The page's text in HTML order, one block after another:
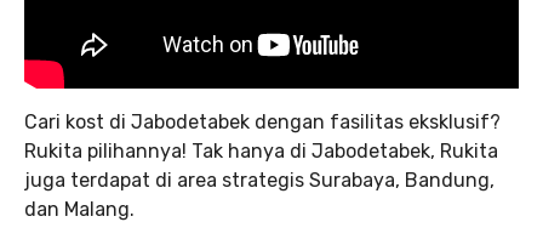
Cari kost di Jabodetabek dengan fasilitas eksklusif?
Rukita pilihannya! Tak hanya di Jabodetabek, Rukita
juga terdapat di area strategis Surabaya, Bandung,
dan Malang.